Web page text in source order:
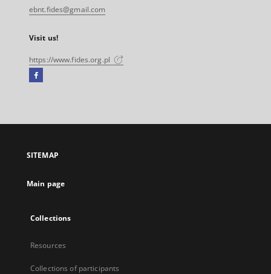
ebnt.fides@gmail.com
Visit us!
https://www.fides.org.pl
Facebook
open
new
SITEMAP
Main page
Collections
Resources
Collections of participants